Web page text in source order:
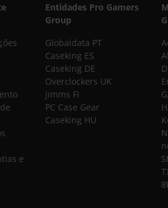
e
Entidades Pro Gamers
Group
Globaldata PT
Caseking ES
Caseking DE
Overclockers UK
Jimms FI
PC Case Gear
Caseking HU